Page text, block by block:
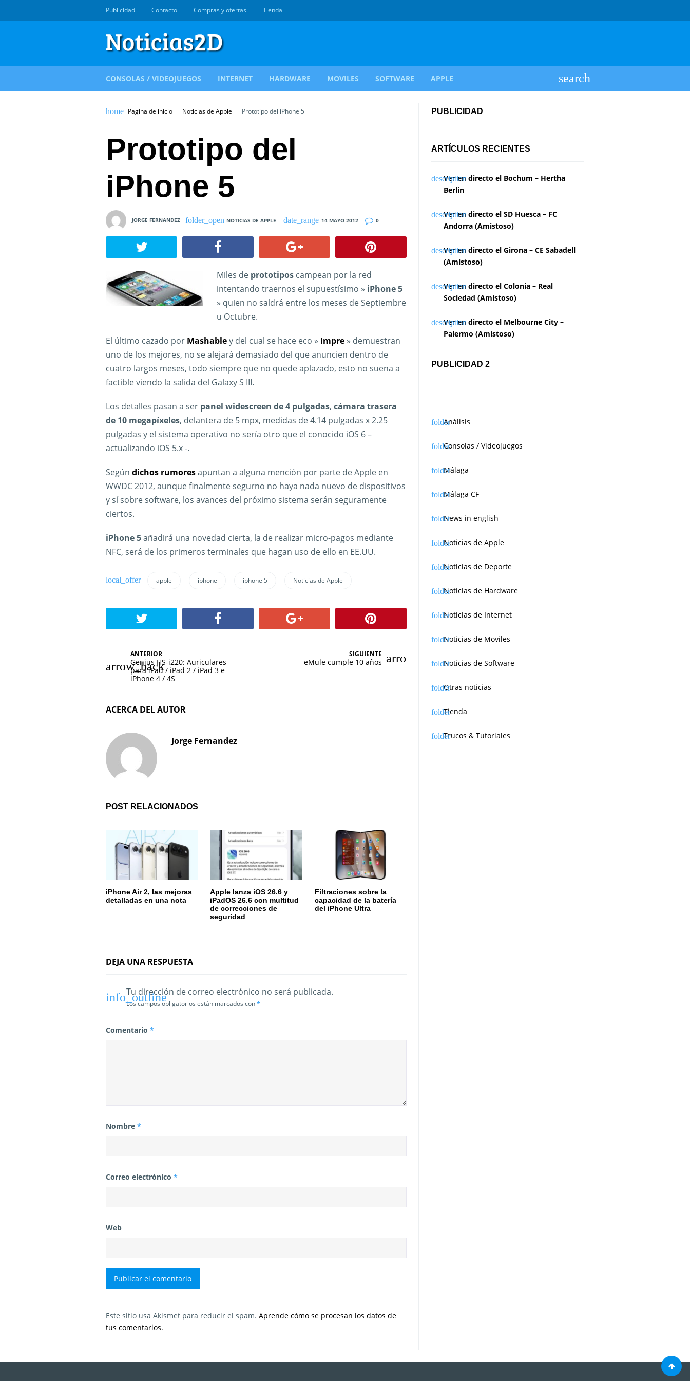
Publicidad Contacto Compras y ofertas Tienda
CONSOLAS / VIDEOJUEGOS INTERNET HARDWARE MOVILES SOFTWARE APPLE
Pagina de inicio Noticias de Apple Prototipo del iPhone 5
Prototipo del
iPhone 5
JORGE FERNANDEZ NOTICIAS DE APPLE 14 MAYO 2012 0
Miles de prototiposcampean por la red
intentando traernos el supuestísimo » iPhone 5
» quien no saldrá entre los meses de Septiembre
u Octubre.
El último cazado por Mashabley del cual se hace eco » Impre » demuestran
uno de los mejores, no se alejará demasiado del que anuncien dentro de
cuatro largos meses, todo siempre que no quede aplazado, esto no suena a
factible viendo la salida del Galaxy S III.
Los detalles pasan a ser panel widescreen de 4 pulgadas, cámara trasera
de 10 megapíxeles, delantera de 5 mpx, medidas de 4.14 pulgadas x 2.25
pulgadas y el sistema operativo no sería otro que el conocido iOS 6 –
actualizando iOS 5.x -.
Según dichos rumoresapuntan a alguna mención por parte de Apple en
WWDC 2012, aunque finalmente segurno no haya nada nuevo de dispositivos
y sí sobre software, los avances del próximo sistema serán seguramente
ciertos.
iPhone 5añadirá una novedad cierta, la de realizar micro-pagos mediante
NFC, será de los primeros terminales que hagan uso de ello en EE.UU.
apple iphone iphone 5 Noticias de Apple
a
e
a
c
ó
d
e
n
a
a
ANTERIOR
Genius HS-i220: Auriculares
para iPad / iPad 2 / iPad 3 e
iPhone 4 / 4S
SIGUIENTE
eMule cumple 10 años
ACERCA DEL AUTOR
Jorge Fernandez
POST RELACIONADOS
iPhone Air 2, las mejoras
detalladas en una nota
Apple lanza iOS 26.6 y
iPadOS 26.6 con multitud
de correcciones de
seguridad
Filtraciones sobre la
capacidad de la batería
del iPhone Ultra
DEJA UNA RESPUESTA
Tu dirección de correo electrónico no será publicada.
Los campos obligatorios están marcados con*
Comentario *
Nombre *
Correo electrónico *
Web
Este sitio usa Akismet para reducir el spam. Aprende cómo se procesan los datos de
tus comentarios.
PUBLICIDAD
ARTÍCULOS RECIENTES
Ver en directo el Bochum – Hertha
Berlin
Ver en directo el SD Huesca – FC
Andorra (Amistoso)
Ver en directo el Girona – CE Sabadell
(Amistoso)
Ver en directo el Colonia – Real
Sociedad (Amistoso)
Ver en directo el Melbourne City –
Palermo (Amistoso)
PUBLICIDAD 2
Análisis
Consolas / Videojuegos
Málaga
Málaga CF
News in english
Noticias de Apple
Noticias de Deporte
Noticias de Hardware
Noticias de Internet
Noticias de Moviles
Noticias de Software
Otras noticias
Tienda
Trucos & Tutoriales